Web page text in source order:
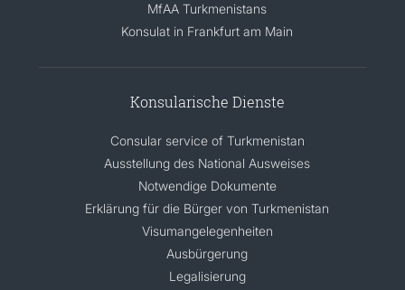
MfAA Turkmenistans
Konsulat in Frankfurt am Main
Konsularische Dienste
Consular service of Turkmenistan
Ausstellung des National Ausweises
Notwendige Dokumente
Erklärung für die Bürger von Turkmenistan
Visumangelegenheiten
Ausbürgerung
Legalisierung